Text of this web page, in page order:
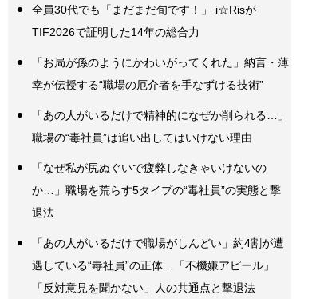
全員30代でも「まだまだ旬です！」 i☆Risが
TIF2026で証明した14年の総合力
「お局が孫のようにかわいがってくれた」納言・薄
幸が伝授する“職場の厄介者を手なずける技術”
「あの人がいるだけで精神的になぜか削られる…」
職場の“毒社員”は追い出してはいけない理由
「なぜ私が尻ぬぐいで疲弊しなきゃいけないの
か…」職場を荒らす5タイプの“毒社員”の実態と撃
退法
「あの人がいるだけで職場がしんどい」約4割が遭
遇している“毒社員”の正体…「不機嫌アピール」
「反対意見を聞かない」人の共通点と撃退法